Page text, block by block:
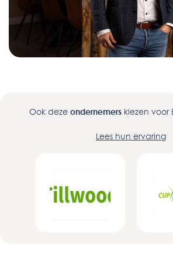
Ook deze ondernemers kiezen voor
Lees hun ervaring